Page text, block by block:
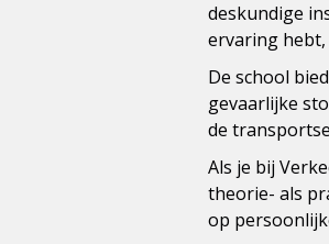
deskundige
ervaring hebt,
De school
gevaarlijke
de
Als je bij
theorie- als
op